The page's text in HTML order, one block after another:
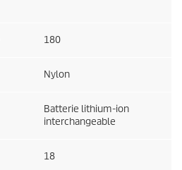
180
Nylon
Batterie lithium-ion
interchangeable
18